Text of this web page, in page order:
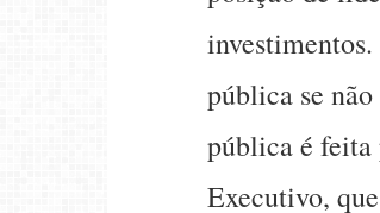
pública se
pública é feita
Executivo,